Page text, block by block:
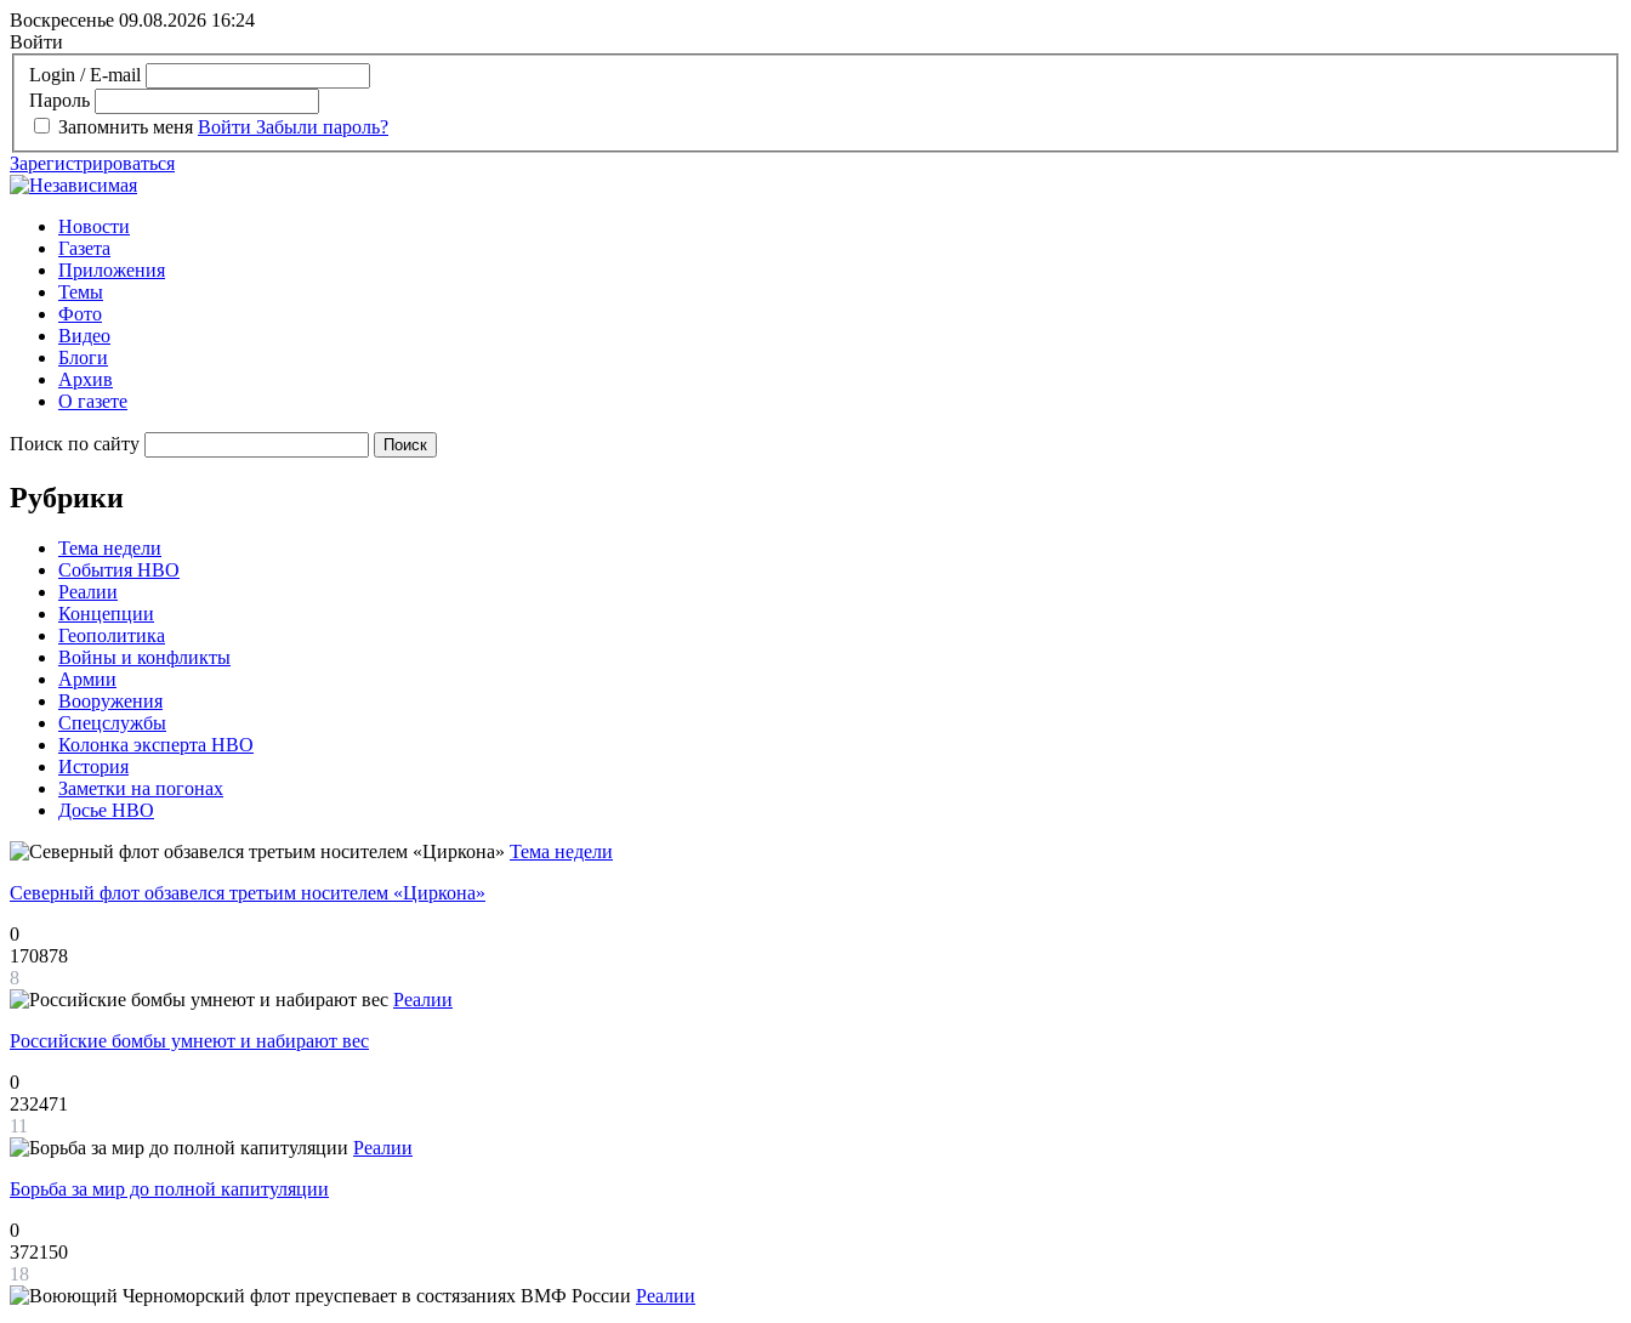
Воскресенье 09.08.2026 16:24
Войти
Login / E-mail
Пароль
Запомнить меня Войти Забыли пароль?
Зарегистрироваться
Новости
Газета
Приложения
Темы
Фото
Видео
Блоги
Архив
О газете
Поиск по сайту
Рубрики
Тема недели
События НВО
Реалии
Концепции
Геополитика
Войны и конфликты
Армии
Вооружения
Спецслужбы
Колонка эксперта НВО
История
Заметки на погонах
Досье НВО
Тема недели
Северный флот обзавелся третьим носителем «Циркона»
0
170878
8
Реалии
Российские бомбы умнеют и набирают вес
0
232471
11
Реалии
Борьба за мир до полной капитуляции
0
372150
18
Реалии